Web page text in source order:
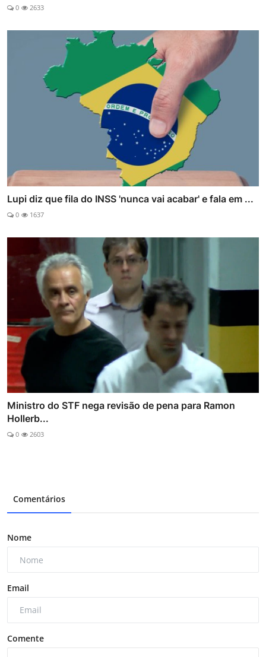
0 2633
Lupi diz que fila do INSS 'nunca vai acabar' e fala em ...
0 1637
Ministro do STF nega revisão de pena para Ramon
Hollerb...
0 2603
Comentários
Nome
Email
Comente